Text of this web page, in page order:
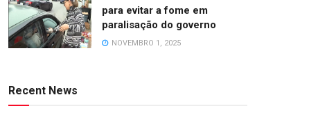
para evitar a fome em
paralisação do governo
NOVEMBRO 1, 2025
Recent News